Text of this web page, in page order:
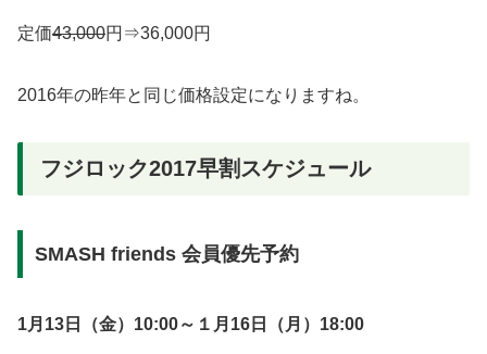
定価43,000円⇒36,000円
2016年の昨年と同じ価格設定になりますね。
フジロック2017早割スケジュール
SMASH friends 会員優先予約
1月13日（金）10:00～１月16日（月）18:00